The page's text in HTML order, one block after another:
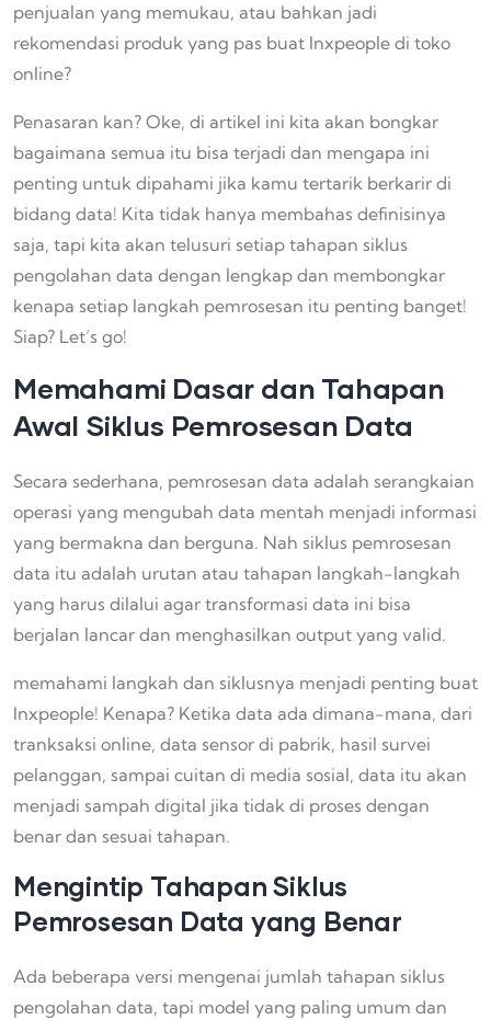
penjualan yang memukau, atau bahkan jadi
rekomendasi produk yang pas buat Inxpeople di toko
online?
Penasaran kan? Oke, di artikel ini kita akan bongkar
bagaimana semua itu bisa terjadi dan mengapa ini
penting untuk dipahami jika kamu tertarik berkarir di
bidang data! Kita tidak hanya membahas definisinya
saja, tapi kita akan telusuri setiap tahapan siklus
pengolahan data dengan lengkap dan membongkar
kenapa setiap langkah pemrosesan itu penting banget!
Siap? Let’s go!
Memahami Dasar dan Tahapan
Awal Siklus Pemrosesan Data
Secara sederhana, pemrosesan data adalah serangkaian
operasi yang mengubah data mentah menjadi informasi
yang bermakna dan berguna. Nah siklus pemrosesan
data itu adalah urutan atau tahapan langkah-langkah
yang harus dilalui agar transformasi data ini bisa
berjalan lancar dan menghasilkan output yang valid.
memahami langkah dan siklusnya menjadi penting buat
Inxpeople! Kenapa? Ketika data ada dimana-mana, dari
tranksaksi online, data sensor di pabrik, hasil survei
pelanggan, sampai cuitan di media sosial, data itu akan
menjadi sampah digital jika tidak di proses dengan
benar dan sesuai tahapan.
Mengintip Tahapan Siklus
Pemrosesan Data yang Benar
Ada beberapa versi mengenai jumlah tahapan siklus
pengolahan data, tapi model yang paling umum dan